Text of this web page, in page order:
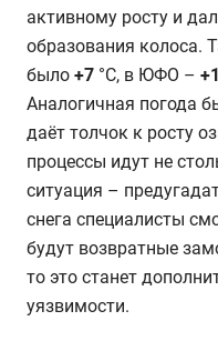
активному росту и
образования колоса.
было +7 °C, в ЮФО –
Аналогичная погода
даёт толчок к росту
процессы идут не
ситуация –
снега специалисты
будут возвратные
то это станет
уязвимости.